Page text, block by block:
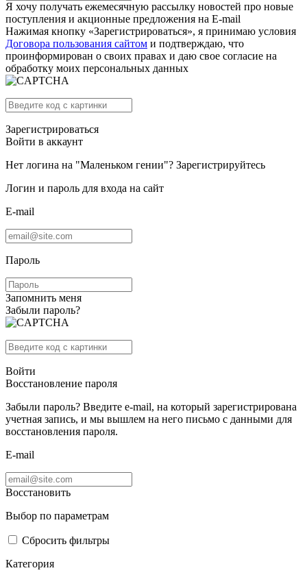
Я хочу получать ежемесячную рассылку новостей про новые
поступления и акционные предложения на E-mail
Нажимая кнопку «Зарегистрироваться», я принимаю условия
Договора пользования сайтом и подтверждаю, что
проинформирован о своих правах и даю свое согласие на
обработку моих персональных данных
Зарегистрироваться
Войти в аккаунт
Нет логина на "Маленьком гении"? Зарегистрируйтесь
Логин и пароль для входа на сайт
E-mail
Пароль
Запомнить меня
Забыли пароль?
Войти
Восстановление пароля
Забыли пароль? Введите e-mail, на который зарегистрирована
учетная запись, и мы вышлем на него письмо с данными для
восстановления пароля.
E-mail
Восстановить
Выбор по параметрам
Сбросить фильтры
Категория